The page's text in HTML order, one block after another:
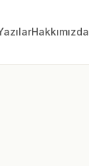
Hakkımızda